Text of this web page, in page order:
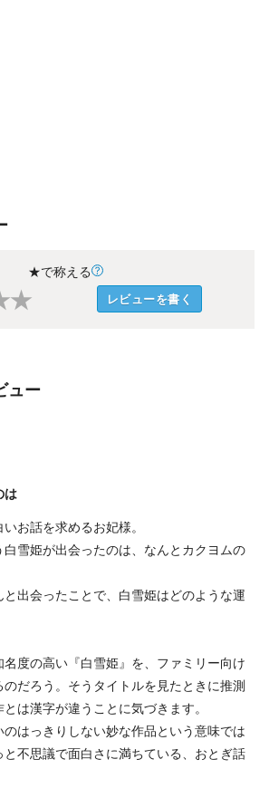
★で称える
★ レビューを書く
ュー
は
お話を求めるお妃様。
雪姫が出会ったのは、なんとカクヨムの
出会ったことで、白雪姫はどのような運
度の高い『白雪姫』を、ファミリー向け
だろう。そうタイトルを見たときに推測
は漢字が違うことに気づきます。
はっきりしない妙な作品という意味では
不思議で面白さに満ちている、おとぎ話